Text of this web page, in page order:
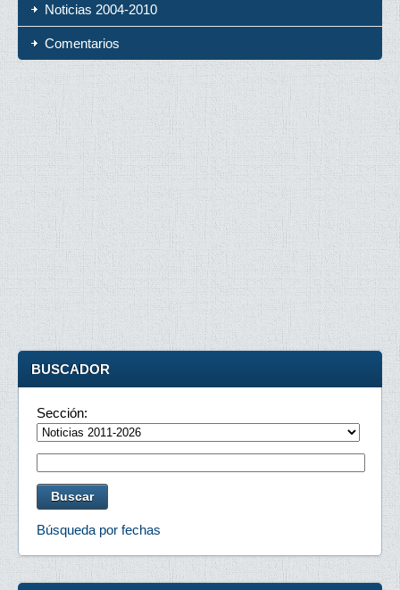
Noticias 2004-2010
Comentarios
BUSCADOR
Sección:
Búsqueda por fechas